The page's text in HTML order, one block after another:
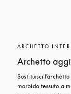
ARCHETTO
Archetto
Sostituisci
morbido tessuto a